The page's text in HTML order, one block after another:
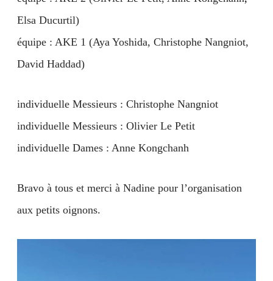
Elsa Ducurtil)
équipe : AKE 1 (Aya Yoshida, Christophe Nangniot,
David Haddad)
individuelle Messieurs : Christophe Nangniot
individuelle Messieurs : Olivier Le Petit
individuelle Dames : Anne Kongchanh
Bravo à tous et merci à Nadine pour l’organisation
aux petits oignons.